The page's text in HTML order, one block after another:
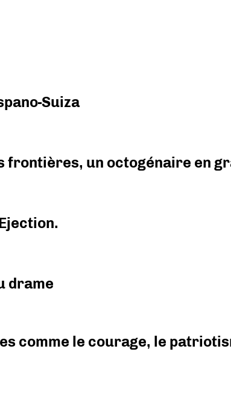
Suiza
un octogénaire en
drame
comme le courage, le